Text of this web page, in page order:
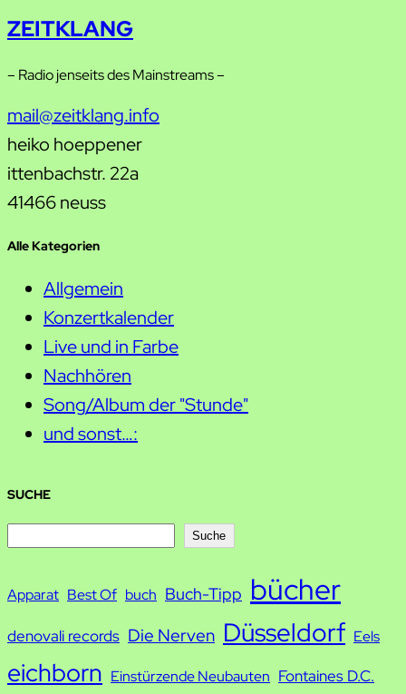
ZEITKLANG
– Radio jenseits des Mainstreams –
mail@zeitklang.info
heiko hoeppener
ittenbachstr. 22a
41466 neuss
Alle Kategorien
Allgemein
Konzertkalender
Live und in Farbe
Nachhören
Song/Album der "Stunde"
und sonst…:
SUCHE
c
Suche
Apparat Best Of buch Buch-Tipp bücher
denovali records Die Nerven Düsseldorf Eels
eichborn Einstürzende Neubauten Fontaines D.C.